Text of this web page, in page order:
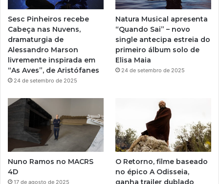
e
r
a
m
Sesc Pinheiros recebe
Cabeça nas Nuvens,
dramaturgia de
Alessandro Marson
livremente inspirada em
“As Aves”, de Aristófanes
24 de setembro de 2025
Natura Musical apresenta
“Quando Sai” – novo
single antecipa estreia do
primeiro álbum solo de
Elisa Maia
24 de setembro de 2025
Nuno Ramos no MACRS
4D
17 de agosto de 2025
O Retorno, filme baseado
no épico A Odisseia,
ganha trailer dublado